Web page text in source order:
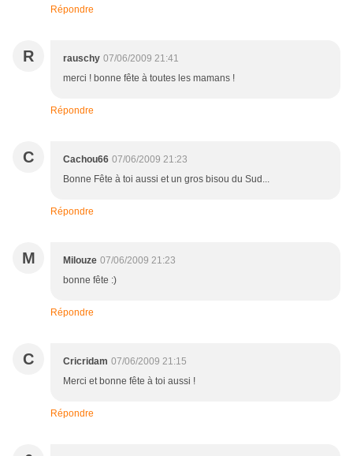
Répondre
R rauschy 07/06/2009 21:41
merci ! bonne fête à toutes les mamans !
Répondre
C Cachou66 07/06/2009 21:23
Bonne Fête à toi aussi et un gros bisou du Sud...
Répondre
M Milouze 07/06/2009 21:23
bonne fête :)
Répondre
C Cricridam 07/06/2009 21:15
Merci et bonne fête à toi aussi !
Répondre